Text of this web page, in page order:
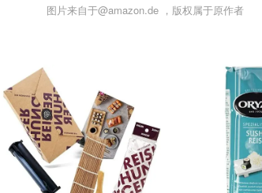
图片来自于@amazon.de ，版权属于原作者
Reishunger